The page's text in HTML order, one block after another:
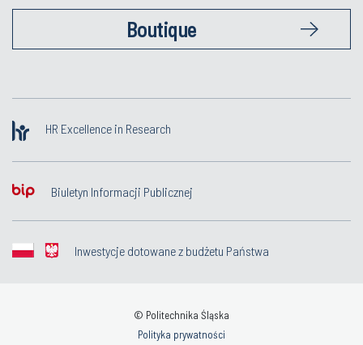
Boutique
HR Excellence in Research
Biuletyn Informacji Publicznej
Inwestycje dotowane z budżetu Państwa
© Politechnika Śląska
Polityka prywatności